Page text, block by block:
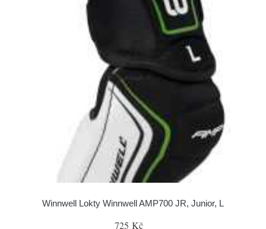
Winnwell Lokty Winnwell AMP700 JR, Junior, L
725 Kč